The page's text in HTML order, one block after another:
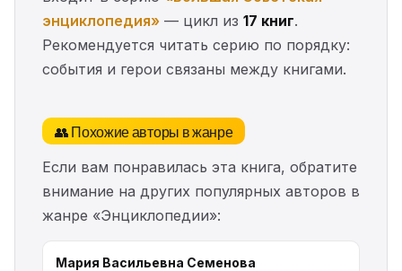
энциклопедия» — цикл из 17 книг.
Рекомендуется читать серию по порядку:
события и герои связаны между книгами.
👥 Похожие авторы в жанре
Если вам понравилась эта книга, обратите
внимание на других популярных авторов в
жанре «Энциклопедии»:
Мария Васильевна Семенова